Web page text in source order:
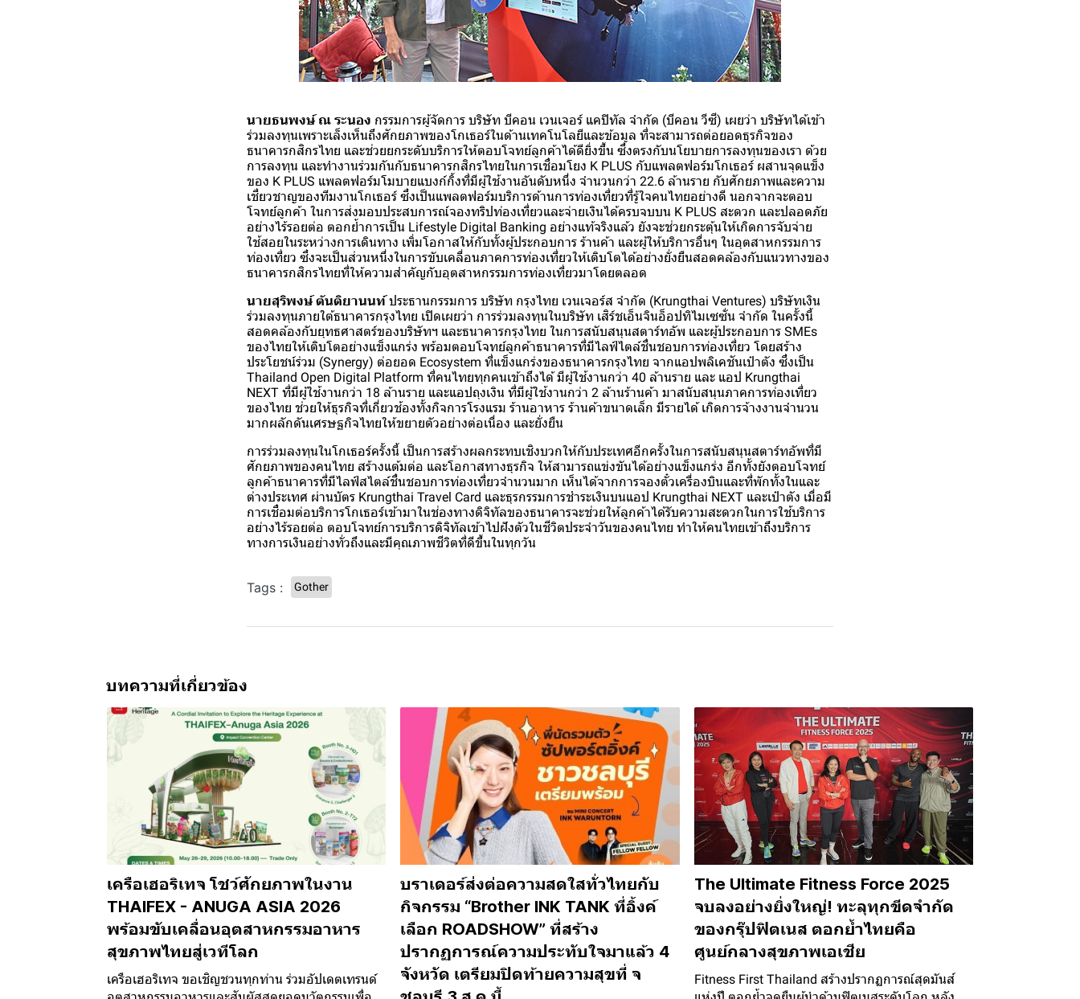
นายธนพงษ์ ณ ระนอง กรรมการผู้จัดการ บริษัท บีคอน เวนเจอร์ แคปิทัล จำกัด (บีคอน วีซี) เผยว่า บริษัทได้เข้า
ร่วมลงทุนเพราะเล็งเห็นถึงศักยภาพของโกเธอร์ในด้านเทคโนโลยีและข้อมูล ที่จะสามารถต่อยอดธุรกิจของ
ธนาคารกสิกรไทย และช่วยยกระดับบริการให้ตอบโจทย์ลูกค้าได้ดียิ่งขึ้น ซึ่งตรงกับนโยบายการลงทุนของเรา ด้วย
การลงทุน และทำงานร่วมกันกับธนาคารกสิกรไทยในการเชื่อมโยง K PLUS กับแพลตฟอร์มโกเธอร์ ผสานจุดแข็ง
ของ K PLUS แพลตฟอร์มโมบายแบงก์กิ้งที่มีผู้ใช้งานอันดับหนึ่ง จำนวนกว่า 22.6 ล้านราย กับศักยภาพและความ
เชี่ยวชาญของทีมงานโกเธอร์ ซึ่งเป็นแพลตฟอร์มบริการด้านการท่องเที่ยวที่รู้ใจคนไทยอย่างดี นอกจากจะตอบ
โจทย์ลูกค้า ในการส่งมอบประสบการณ์จองทริปท่องเที่ยวและจ่ายเงินได้ครบจบบน K PLUS สะดวก และปลอดภัย
อย่างไร้รอยต่อ ตอกย้ำการเป็น Lifestyle Digital Banking อย่างแท้จริงแล้ว ยังจะช่วยกระตุ้นให้เกิดการจับจ่าย
ใช้สอยในระหว่างการเดินทาง เพิ่มโอกาสให้กับทั้งผู้ประกอบการ ร้านค้า และผู้ให้บริการอื่นๆ ในอุตสาหกรรมการ
ท่องเที่ยว ซึ่งจะเป็นส่วนหนึ่งในการขับเคลื่อนภาคการท่องเที่ยวให้เติบโตได้อย่างยั่งยืนสอดคล้องกับแนวทางของ
ธนาคารกสิกรไทยที่ให้ความสำคัญกับอุตสาหกรรมการท่องเที่ยวมาโดยตลอด
นายสุริพงษ์ ตันติยานนท์ประธานกรรมการ บริษัท กรุงไทย เวนเจอร์ส จำกัด (Krungthai Ventures) บริษัทเงิน
ร่วมลงทุนภายใต้ธนาคารกรุงไทย เปิดเผยว่า การร่วมลงทุนในบริษัท เสิร์ชเอ็นจินอ็อปทิไมเซซั่น จำกัด ในครั้งนี้
สอดคล้องกับยุทธศาสตร์ของบริษัทฯ และธนาคารกรุงไทย ในการสนับสนุนสตาร์ทอัพ และผู้ประกอบการ SMEs
ของไทยให้เติบโตอย่างแข็งแกร่ง พร้อมตอบโจทย์ลูกค้าธนาคารที่มีไลฟ์ไตล์ชื่นชอบการท่องเที่ยว โดยสร้าง
ประโยชน์ร่วม (Synergy) ต่อยอด Ecosystem ที่แข็งแกร่งของธนาคารกรุงไทย จากแอปพลิเคชันเป๋าตัง ซึ่งเป็น
Thailand Open Digital Platform ที่คนไทยทุกคนเข้าถึงได้ มีผู้ใช้งานกว่า 40 ล้านราย และ แอป Krungthai
NEXT ที่มีผู้ใช้งานกว่า 18 ล้านราย และแอปถุงเงิน ที่มีผู้ใช้งานกว่า 2 ล้านร้านค้า มาสนับสนุนภาคการท่องเที่ยว
ของไทย ช่วยให้ธุรกิจที่เกี่ยวช้องทั้งกิจการโรงแรม ร้านอาหาร ร้านค้าขนาดเล็ก มีรายได้ เกิดการจ้างงานจำนวน
มากผลักดันเศรษฐกิจไทยให้ขยายตัวอย่างต่อเนื่อง และยั่งยืน
การร่วมลงทุนในโกเธอร์ครั้งนี้ เป็นการสร้างผลกระทบเชิงบวกให้กับประเทศอีกครั้งในการสนับสนุนสตาร์ทอัพที่มี
ศักยภาพของคนไทย สร้างแต้มต่อ และโอกาสทางธุรกิจ ให้สามารถแข่งขันได้อย่างแข็งแกร่ง อีกทั้งยังตอบโจทย์
ลูกค้าธนาคารที่มีไลฟ์สไตล์ชื่นชอบการท่องเที่ยวจำนวนมาก เห็นได้จากการจองตั๋วเครื่องบินและที่พักทั้งในและ
ต่างประเทศ ผ่านบัตร Krungthai Travel Card และธุรกรรมการชำระเงินบนแอป Krungthai NEXT และเป๋าตัง เมื่อมี
การเชื่อมต่อบริการโกเธอร์เข้ามาในช่องทางดิจิทัลของธนาคารจะช่วยให้ลูกค้าได้รับความสะดวกในการใช้บริการ
อย่างไร้รอยต่อ ตอบโจทย์การบริการดิจิทัลเข้าไปฝังตัวในชีวิตประจำวันของคนไทย ทำให้คนไทยเข้าถึงบริการ
ทางการเงินอย่างทั่วถึงและมีคุณภาพชีวิตที่ดีขึ้นในทุกวัน
Tags : Gother
บทความที่เกี่ยวข้อง
เครือเฮอริเทจ โชว์ศักยภาพในงาน
THAIFEX - ANUGA ASIA 2026
พร้อมขับเคลื่อนอุตสาหกรรมอาหาร
สุขภาพไทยสู่เวทีโลก
เครือเฮอริเทจ ขอเชิญชวนทุกท่าน ร่วมอัปเดตเทรนด์
บราเดอร์ส่งต่อความสดใสทั่วไทยกับ
กิจกรรม “Brother INK TANK ที่อิ้งค์
เลือก ROADSHOW” ที่สร้าง
ปรากฏการณ์ความประทับใจมาแล้ว 4
จังหวัด เตรียมปิดท้ายความสุขที่ จ
The Ultimate Fitness Force 2025
จบลงอย่างยิ่งใหญ่! ทะลุทุกขีดจำกัด
ของกรุ๊ปฟิตเนส ตอกย้ำไทยคือ
ศูนย์กลางสุขภาพเอเชีย
Fitness First Thailand สร้างปรากฏการณ์สุดมันส์